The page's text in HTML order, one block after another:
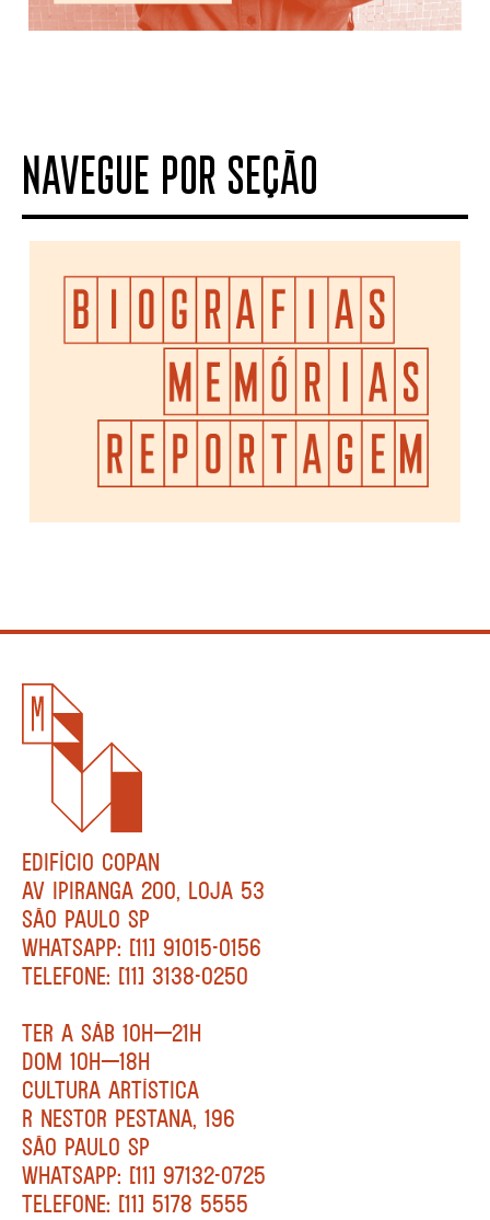
NAVEGUE POR SEÇÃO
EDIFÍCIO COPAN
AV IPIRANGA 200, LOJA 53
SÃO PAULO SP
WHATSAPP: [11] 91015-0156
TELEFONE: [11] 3138-0250
TER A SÁB 10H—21H
DOM 10H—18H
CULTURA ARTÍSTICA
R NESTOR PESTANA, 196
SÃO PAULO SP
WHATSAPP: [11] 97132-0725
TELEFONE: [11] 5178 5555